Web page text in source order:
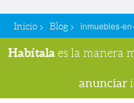
Inicio > Blog > inmuebles-
Habítala es la manera
anunciar